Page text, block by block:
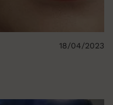
18/04/2023